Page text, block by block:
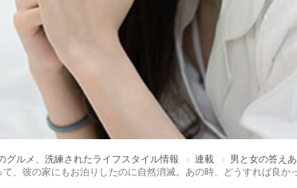
グルメ、洗練されたライフスタイル情報 連載
男と女の答えあ
、彼の家にもお泊りしたのに自然消滅。あの時、どうすれば良か